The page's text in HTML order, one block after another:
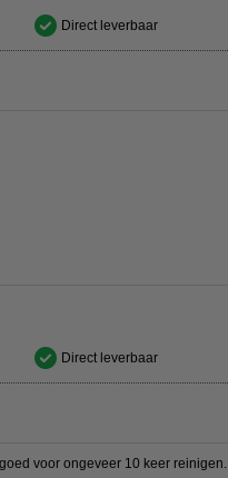
Direct leverbaar
Direct leverbaar
voor ongeveer 10 keer reinigen.